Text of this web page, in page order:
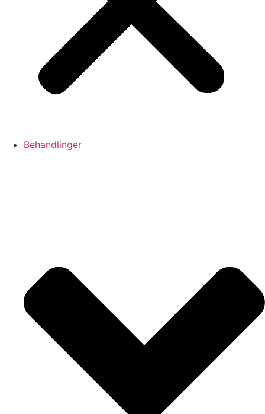
Behandlinger